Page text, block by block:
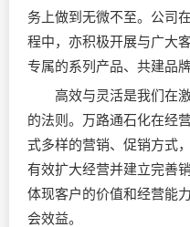
务上做到无微不至。公司
程中，亦积极开展与广大
专属的系列产品、共建品
高效与灵活是我们在激
的法则。万路通石化在经
式多样的营销、促销方式
有效扩大经营并建立完善
体现客户的价值和经营能
会效益。